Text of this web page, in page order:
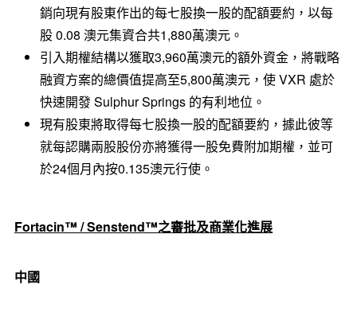
銷向現有股東作出的每七股換一股的配額要約，以每
股 0.08 澳元集資合共1,880萬澳元。
引入期權結構以獲取3,960萬澳元的額外資金，將戰略
融資方案的總價值提高至5,800萬澳元，使 VXR 處於
快速開發 Sulphur Springs 的有利地位。
現有股東將取得每七股換一股的配額要約，據此彼等
就每認購兩股股份亦將獲得一股免費附加期權，並可
於24個月內按0.135澳元行使。
Fortacin™ / Senstend™之審批及商業化進展
中國